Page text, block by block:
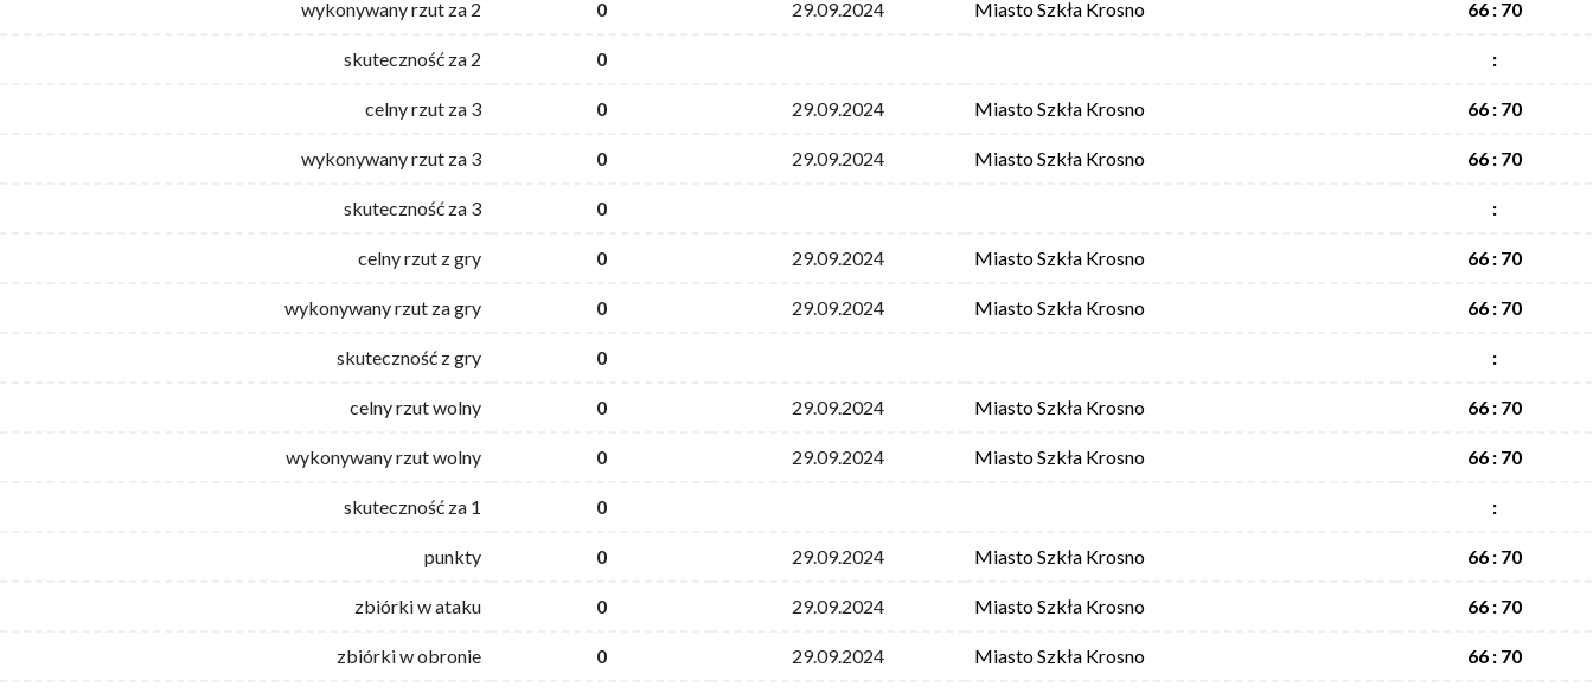
wykonywany rzut za 2 0 29.09.2024 Miasto Szkła Krosno 66 : 70
skuteczność za 2 0 :
celny rzut za 3 0 29.09.2024 Miasto Szkła Krosno 66 : 70
wykonywany rzut za 3 0 29.09.2024 Miasto Szkła Krosno 66 : 70
skuteczność za 3 0 :
celny rzut z gry 0 29.09.2024 Miasto Szkła Krosno 66 : 70
wykonywany rzut za gry 0 29.09.2024 Miasto Szkła Krosno 66 : 70
skuteczność z gry 0 :
celny rzut wolny 0 29.09.2024 Miasto Szkła Krosno 66 : 70
wykonywany rzut wolny 0 29.09.2024 Miasto Szkła Krosno 66 : 70
skuteczność za 1 0 :
punkty 0 29.09.2024 Miasto Szkła Krosno 66 : 70
zbiórki w ataku 0 29.09.2024 Miasto Szkła Krosno 66 : 70
zbiórki w obronie 0 29.09.2024 Miasto Szkła Krosno 66 : 70